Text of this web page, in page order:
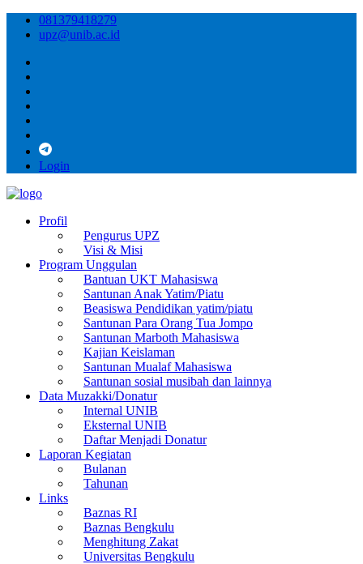
081379418279
upz@unib.ac.id
Login
Profil
Pengurus UPZ
Visi & Misi
Program Unggulan
Bantuan UKT Mahasiswa
Santunan Anak Yatim/Piatu
Beasiswa Pendidikan yatim/piatu
Santunan Para Orang Tua Jompo
Santunan Marboth Mahasiswa
Kajian Keislaman
Santunan Mualaf Mahasiswa
Santunan sosial musibah dan lainnya
Data Muzakki/Donatur
Internal UNIB
Eksternal UNIB
Daftar Menjadi Donatur
Laporan Kegiatan
Bulanan
Tahunan
Links
Baznas RI
Baznas Bengkulu
Menghitung Zakat
Universitas Bengkulu